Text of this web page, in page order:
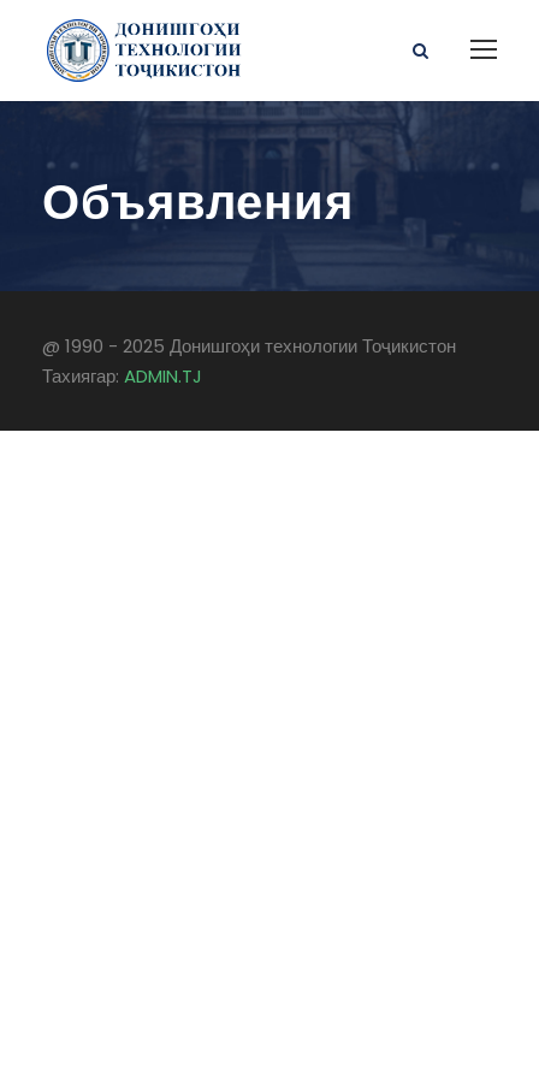
Объявления
@ 1990 - 2025 Донишгоҳи технологии Тоҷикистон
Тахиягар: ADMIN.TJ